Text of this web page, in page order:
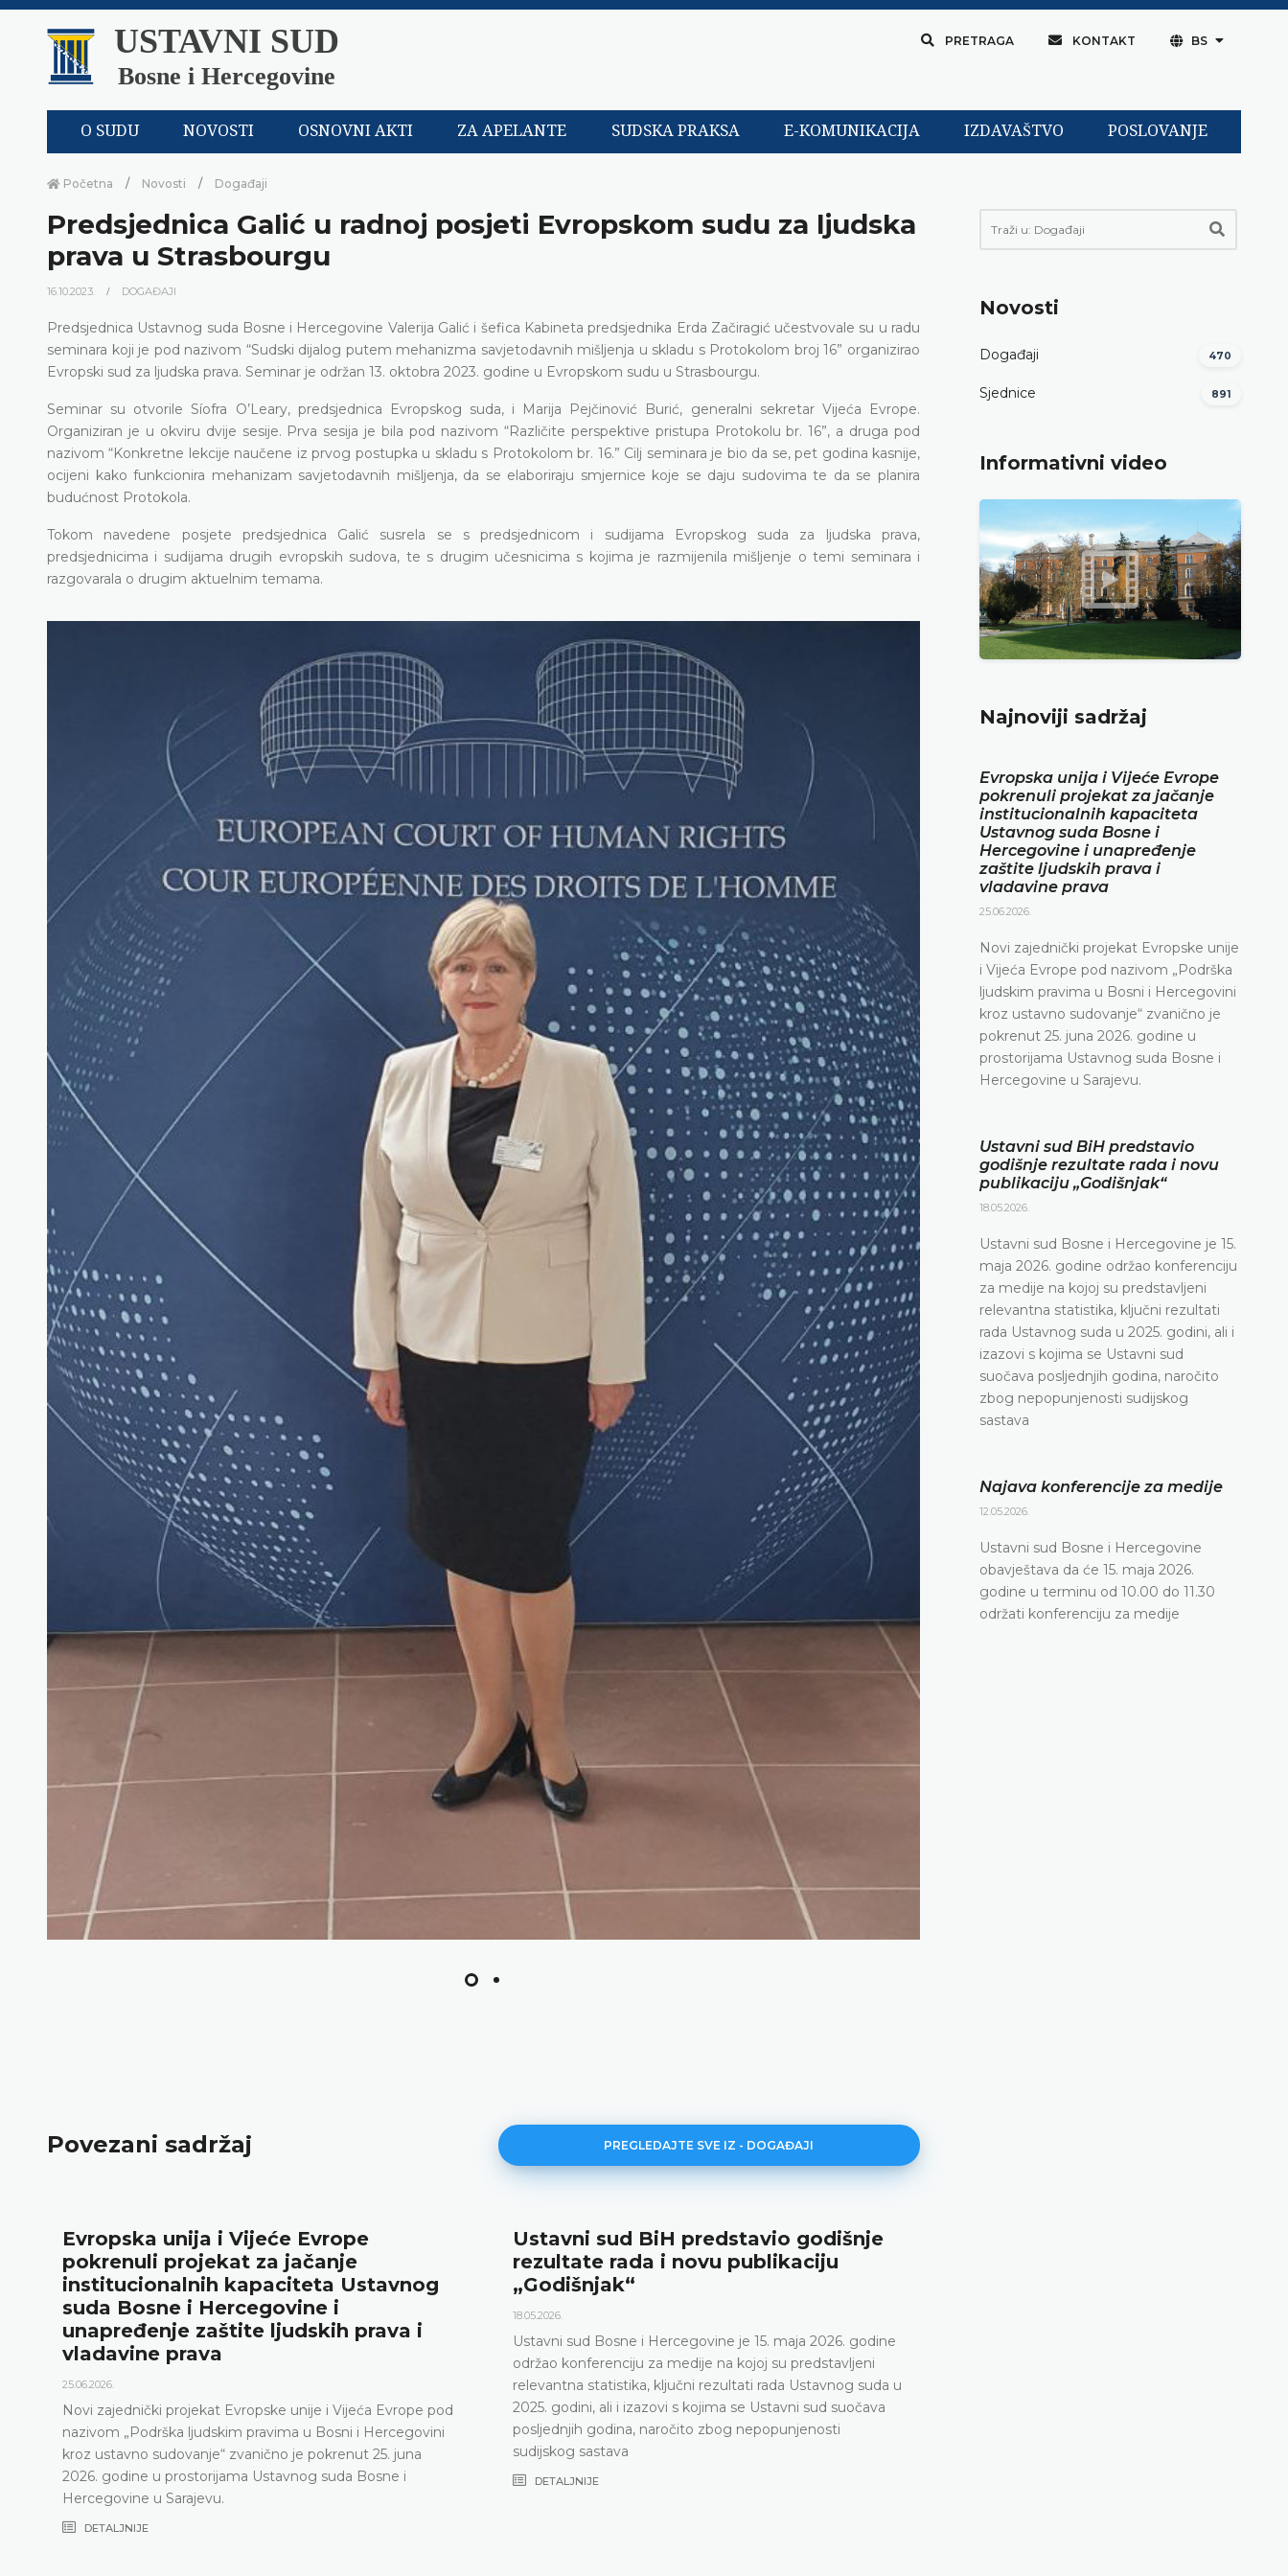
USTAVNI SUD
Bosne i Hercegovine
PRETRAGA KONTAKT BS
O SUDU NOVOSTI OSNOVNI AKTI ZA APELANTE SUDSKA PRAKSA E-KOMUNIKACIJA IZDAVAŠTVO POSLOVANJE
Početna Novosti Događaji
Predsjednica Galić u radnoj posjeti Evropskom sudu za ljudska
prava u Strasbourgu
16.10.2023. DOGAĐAJI
Predsjednica Ustavnog suda Bosne i Hercegovine Valerija Galić i šefica Kabineta predsjednika Erda Začiragić učestvovale su u radu
seminara koji je pod nazivom “Sudski dijalog putem mehanizma savjetodavnih mišljenja u skladu s Protokolom broj 16” organizirao
Evropski sud za ljudska prava. Seminar je održan 13. oktobra 2023. godine u Evropskom sudu u Strasbourgu.
Seminar su otvorile Síofra O’Leary, predsjednica Evropskog suda, i Marija Pejčinović Burić, generalni sekretar Vijeća Evrope.
Organiziran je u okviru dvije sesije. Prva sesija je bila pod nazivom “Različite perspektive pristupa Protokolu br. 16”, a druga pod
nazivom “Konkretne lekcije naučene iz prvog postupka u skladu s Protokolom br. 16.” Cilj seminara je bio da se, pet godina kasnije,
ocijeni kako funkcionira mehanizam savjetodavnih mišljenja, da se elaboriraju smjernice koje se daju sudovima te da se planira
budućnost Protokola.
Tokom navedene posjete predsjednica Galić susrela se s predsjednicom i sudijama Evropskog suda za ljudska prava,
predsjednicima i sudijama drugih evropskih sudova, te s drugim učesnicima s kojima je razmijenila mišljenje o temi seminara i
razgovarala o drugim aktuelnim temama.
Povezani sadržaj PREGLEDAJTE SVE IZ - DOGAĐAJI
Ustavni sud BiH predstavio godišnje
rezultate rada i novu publikaciju
„Godišnjak“
18.05.2026.
Ustavni sud Bosne i Hercegovine je 15. maja 2026. godine
održao konferenciju za medije na kojoj su predstavljeni
relevantna statistika, ključni rezultati rada Ustavnog suda u
2025. godini, ali i izazovi s kojima se Ustavni sud suočava
posljednjih godina, naročito zbog nepopunjenosti
sudijskog sastava
DETALJNIJE
Najava konferencije za medije
12.05.2026.
Ustavni sud Bosne i Hercegovine obavještava da će 15.
maja 2026. godine u terminu od 10.00 do 11.30 održati
konferenciju za medije
DETALJNIJE
Novosti
Događaji 470
Sjednice 891
Informativni video
Najnoviji sadržaj
Evropska unija i Vijeće Evrope
pokrenuli projekat za jačanje
institucionalnih kapaciteta
Ustavnog suda Bosne i
Hercegovine i unapređenje
zaštite ljudskih prava i
vladavine prava
25.06.2026.
Novi zajednički projekat Evropske unije
i Vijeća Evrope pod nazivom „Podrška
ljudskim pravima u Bosni i Hercegovini
kroz ustavno sudovanje“ zvanično je
pokrenut 25. juna 2026. godine u
prostorijama Ustavnog suda Bosne i
Hercegovine u Sarajevu.
Ustavni sud BiH predstavio
godišnje rezultate rada i novu
publikaciju „Godišnjak“
18.05.2026.
Ustavni sud Bosne i Hercegovine je 15.
maja 2026. godine održao konferenciju
za medije na kojoj su predstavljeni
relevantna statistika, ključni rezultati
rada Ustavnog suda u 2025. godini, ali i
izazovi s kojima se Ustavni sud
suočava posljednjih godina, naročito
zbog nepopunjenosti sudijskog
sastava
Najava konferencije za medije
12.05.2026.
Ustavni sud Bosne i Hercegovine
obavještava da će 15. maja 2026.
godine u terminu od 10.00 do 11.30
održati konferenciju za medije